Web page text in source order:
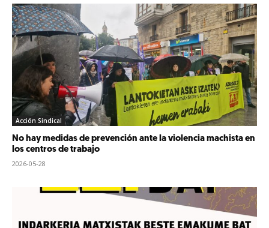
Acción Sindical
No hay medidas de prevención ante la violencia machista en
los centros de trabajo
2026-05-28